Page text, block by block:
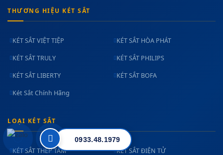
THƯƠNG HIỆU KÉT SẮT
KÉT SẮT VIỆT TIỆP KÉT SẮT HÒA PHÁT
KÉT SẮT TRULY KÉT SẮT PHILIPS
KÉT SẮT LIBERTY KÉT SẮT BOFA
Két Sắt Chính Hãng
LOẠI KÉT SẮT
KÉT SẮT THÉP TẤM KÉT SẮT ĐIỆN TỬ
0933.48.1979